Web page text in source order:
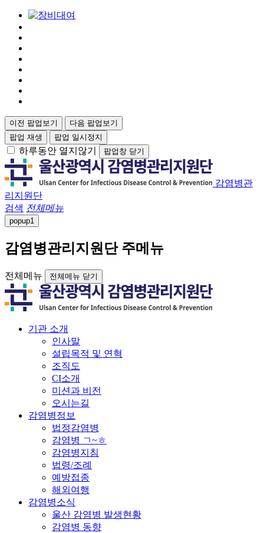
이전 팝업보기
다음 팝업보기
팝업 재생
팝업 일시정지
하루동안 열지않기 팝업창 닫기
감염병관
리지원단
검색 전체메뉴
popup1
감염병관리지원단 주메뉴
전체메뉴 전체메뉴 닫기
기관 소개
인사말
설립목적 및 연혁
조직도
CI소개
미션과 비전
오시는길
감염병정보
법정감염병
감염병 ㄱ~ㅎ
감염병지침
법령/조례
예방접종
해외여행
감염병소식
울산 감염병 발생현황
감염병 동향